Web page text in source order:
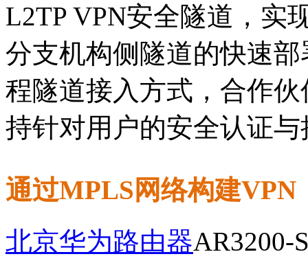
L2TP VPN安全隧道，实
分支机构侧隧道的快速
程隧道接入方式，合作
持针对用户的安全认证与
通过MPLS网络构建VPN
北京华为路由器AR3200-